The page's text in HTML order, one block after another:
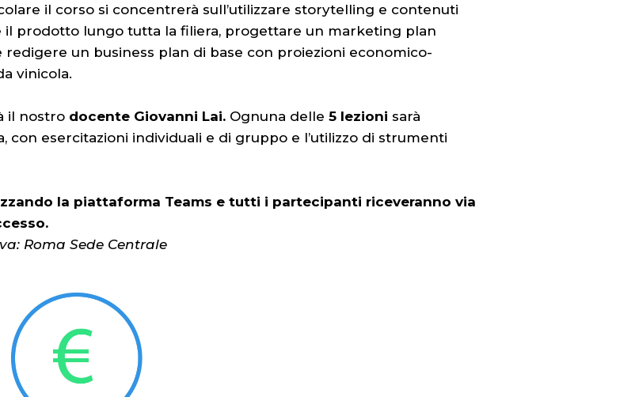
il corso si concentrerà sull’utilizzare storytelling e contenuti
il prodotto lungo tutta la filiera, progettare un marketing plan
un business plan di base con proiezioni economico-
vinicola.
il nostro docente Giovanni Lai. Ognuna delle 5 lezioni sarà
con esercitazioni individuali e di gruppo e l’utilizzo di strumenti
la piattaforma Teams e tutti i partecipanti riceveranno via
Roma Sede Centrale